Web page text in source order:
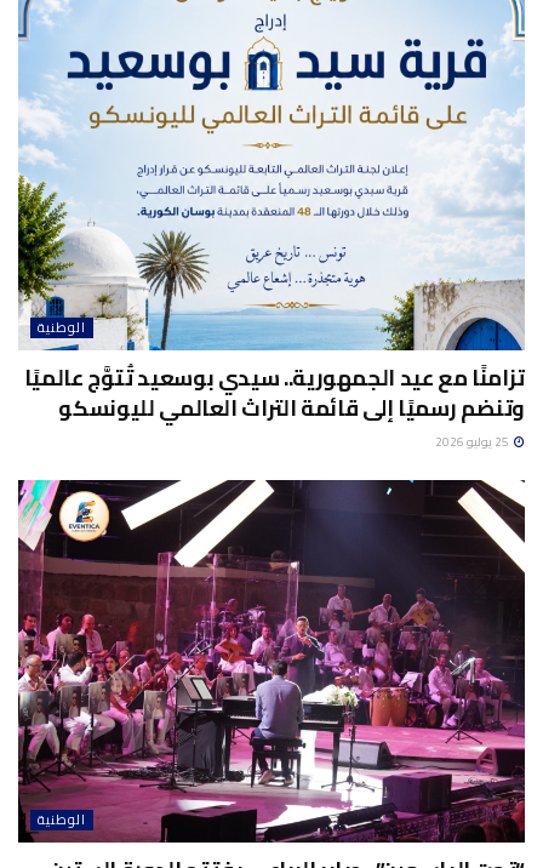
الوطنية
تزامنًا مع عيد الجمهورية.. سيدي بوسعيد تُتوَّج عالميًا
وتنضم رسميًا إلى قائمة التراث العالمي لليونسكو
الوطنية